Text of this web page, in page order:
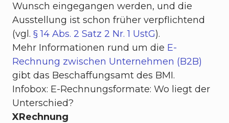
Wunsch eingegangen werden, und die
Ausstellung ist schon früher verpflichtend
(vgl. § 14 Abs. 2 Satz 2 Nr. 1 UstG).
Mehr Informationen rund um die E-
Rechnung zwischen Unternehmen (B2B)
gibt das Beschaffungsamt des BMI.
Infobox: E-Rechnungsformate: Wo liegt der
Unterschied?
XRechnung